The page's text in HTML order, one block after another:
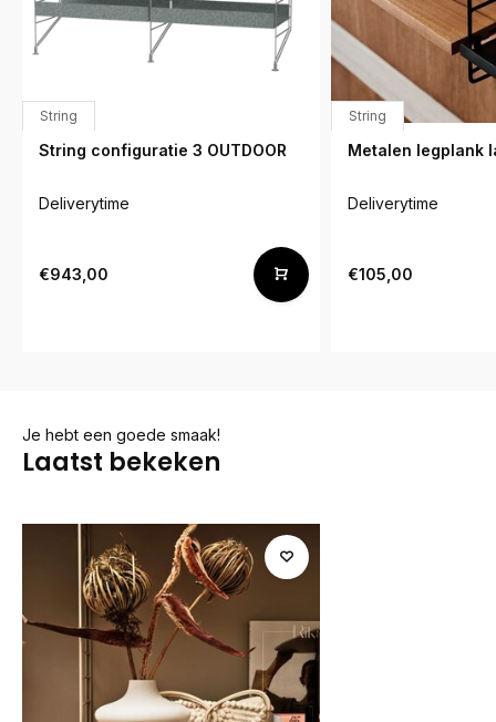
String
String configuratie 3 OUTDOOR
Deliverytime
€943,00
String
Metalen legplank
Deliverytime
€105,00
Je hebt een goede smaak!
Laatst bekeken